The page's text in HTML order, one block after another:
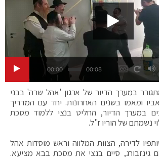
00:00 00:08
במערך הדיור של ארגון 'אהל שרה' בבני
ומאמו בשנים האחרונות. יחד עם המדריך
במערך הדיור, החליט בנצי ללמוד מסכת
נשמתם של הוריו ז"ל.
לדירה, הצוות המלווה וראש מוסדות אהל
סיים בנצי את מסכת בבא מציעא.